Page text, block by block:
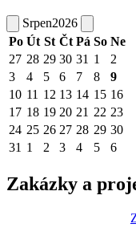
Srpen2026
Po Út St Čt Pá So Ne
27 28 29 30 31 1
2
3
4 5 6 7 8
9
10 11 12 13 14 15 16
17 18 19 20 21 22 23
24 25 26 27 28 29 30
31 1 2 3 4 5 6
Zakázky a